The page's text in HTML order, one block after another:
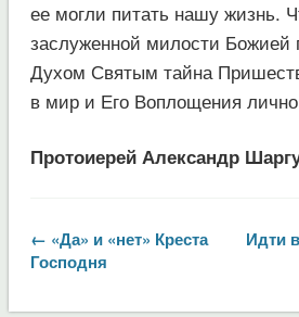
ее могли питать нашу жизнь.
заслуженной милости Божией
Духом Святым тайна
в мир и Его Воплощения
Протоиерей Александр
← «Да» и «нет» Креста
Господня
Идти